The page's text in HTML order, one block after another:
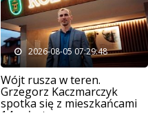
2026-08-05 07:29:48
Wójt rusza w teren.
Grzegorz Kaczmarczyk
spotka się z mieszkańcami
14 sołectw